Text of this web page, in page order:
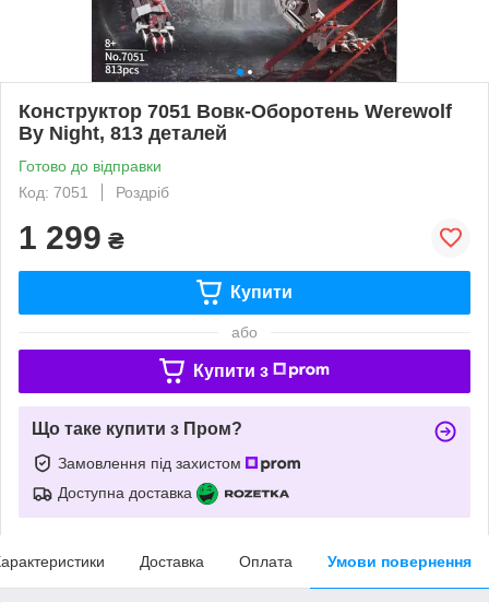
Конструктор 7051 Вовк-Оборотень Werewolf
By Night, 813 деталей
Готово до відправки
Код: 7051
Роздріб
1 299 ₴
Купити
або
Купити з
Що таке купити з Пром?
Замовлення під захистом
Доступна доставка
Доставка Оплата Умови повернення